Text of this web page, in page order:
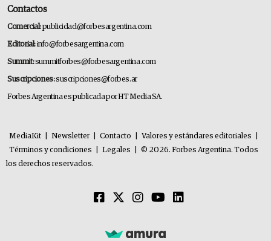
Contactos
Comercial:publicidad@forbesargentina.com
Editorial:info@forbesargentina.com
Summit:summitforbes@forbesargentina.com
Suscripciones:suscripciones@forbes.ar
Forbes Argentina es publicada por HT Media SA.
MediaKit Newsletter Contacto Valores y estándares editoriales
Términos y condiciones
Legales
© 2026. Forbes Argentina. Todos
los derechos reservados.